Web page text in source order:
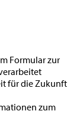
Formular zur
für die Zukunft
zum